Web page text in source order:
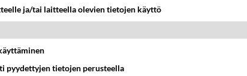
ja/tai laitteella olevien tietojen käyttö
pyydettyjen tietojen perusteella